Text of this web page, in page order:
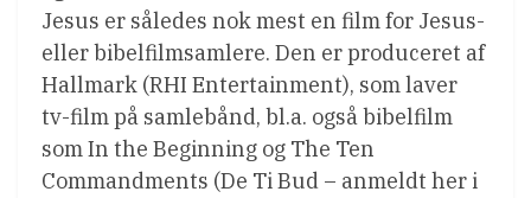
Jesus er således nok mest en film for Jesus-
eller bibelfilmsamlere. Den er produceret af
Hallmark (RHI Entertainment), som laver
tv-film på samlebånd, bl.a. også bibelfilm
som In the Beginning og The Ten
Commandments (De Ti Bud – anmeldt her i